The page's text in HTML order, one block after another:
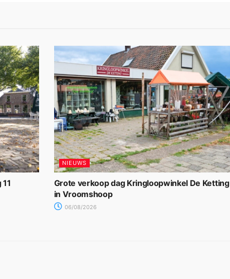
NIEUWS
Grote verkoop dag Kringloopwinkel De Ketting
in Vroomshoop
06/08/2026